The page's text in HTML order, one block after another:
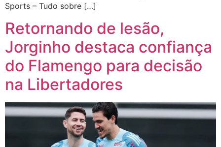
Sports – Tudo sobre […]
Retornando de lesão,
Jorginho destaca confiança
do Flamengo para decisão
na Libertadores